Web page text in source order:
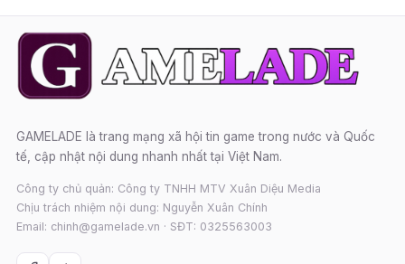
GAMELADE là trang mạng xã hội tin game trong nước và Quốc
tế, cập nhật nội dung nhanh nhất tại Việt Nam.
Công ty chủ quản: Công ty TNHH MTV Xuân Diệu Media
Chịu trách nhiệm nội dung: Nguyễn Xuân Chính
Email: chinh@gamelade.vn · SĐT: 0325563003